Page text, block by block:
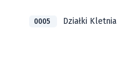
0005 Działki Kletnia